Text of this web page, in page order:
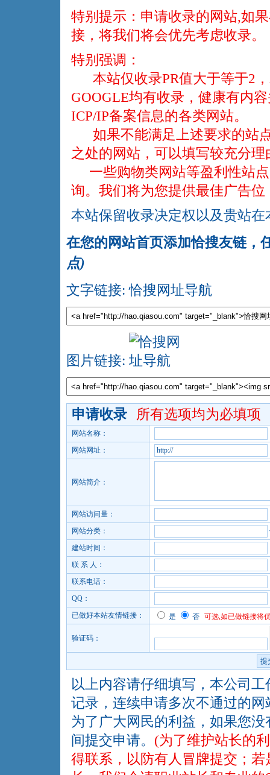
特别提示：申请收录的网站,如
接，将我们将会优先考虑收录。
特别强调：
本站仅收录PR值大于等于2
GOOGLE均有收录，健康有内
ICP/IP备案信息的各类网站。
如果不能满足上述要求的站
之处的网站，可以填写较充分
一些购物类网站等盈利性站
询。我们将为您提供最佳广告位
本站保留收录决定权以及贵站
在您的网站首页添加恰搜友链，
点)
文字链接:恰搜网址导航
图片链接:
申请收录 所有选项均为必填项
网站名称：
网站网址：
网站简介：
网站访问量：
网站分类：
建站时间：
联 系 人：
联系电话：
QQ：
已做好本站友情链接：
是 否 可选,如已做链接将
验证码：
以上内容请仔细填写，本公司
记录，连续申请多次不通过的
为了广大网民的利益，如果您
间提交申请。 (为了维护站长的
得联系，以防有人冒牌提交；